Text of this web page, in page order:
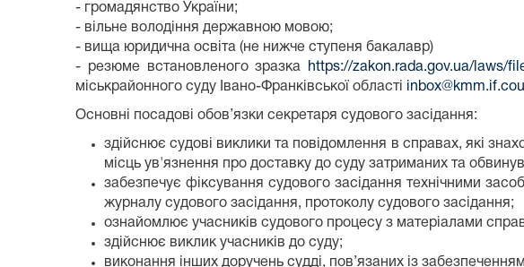
- громадянство України;
- вільне володіння державною мовою;
- вища юридична освіта (не нижче ступеня бакалавр)
- резюме встановленого зразка
https://zakon.rada.gov.ua/laws/
міськрайонного суду Івано-Франківської області
Основні посадові обов’язки секретаря судового засідання:
здійснює судові виклики та повідомлення в справах, які
місць ув'язнення про доставку до суду затриманих та
забезпечує фіксування судового засідання технічними
журналу судового засідання, протоколу судового засідання;
ознайомлює учасників судового процесу з матеріалами
здійснює виклик учасників до суду;
виконання інших доручень судді, пов’язаних із